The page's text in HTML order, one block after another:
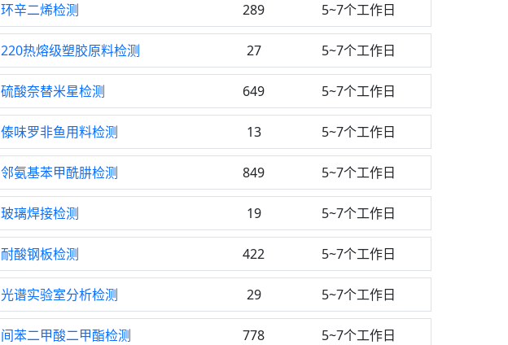
环辛二烯检测 289 5~7个工作日
220热熔级塑胶原料检测 27 5~7个工作日
硫酸奈替米星检测 649 5~7个工作日
傣味罗非鱼用料检测 13 5~7个工作日
邻氨基苯甲酰肼检测 849 5~7个工作日
玻璃焊接检测 19 5~7个工作日
耐酸钢板检测 422 5~7个工作日
光谱实验室分析检测 29 5~7个工作日
间苯二甲酸二甲酯检测 778 5~7个工作日